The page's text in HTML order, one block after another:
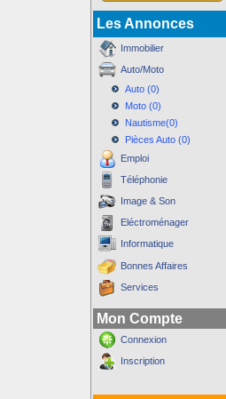
Les Annonces
Immobilier
Auto/Moto
Auto (0)
Moto (0)
Nautisme(0)
Pièces Auto (0)
Emploi
Téléphonie
Image & Son
Eléctroménager
Informatique
Bonnes Affaires
Services
Mon Compte
Connexion
Inscription